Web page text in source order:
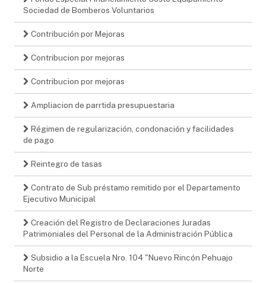
Sociedad de Bomberos Voluntarios
Contribución por Mejoras
Contribucion por mejoras
Contribucion por mejoras
Ampliacion de parrtida presupuestaria
Régimen de regularización, condonación y facilidades
de pago
Reintegro de tasas
Contrato de Sub préstamo remitido por el Departamento
Ejecutivo Municipal
Creación del Registro de Declaraciones Juradas
Patrimoniales del Personal de la Administración Pública
Subsidio a la Escuela Nro. 104 "Nuevo Rincón Pehuajo
Norte